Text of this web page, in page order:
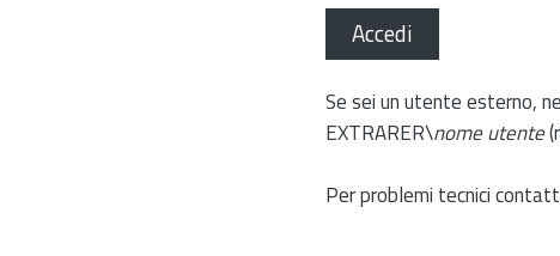
Accedi
Se sei un utente esterno,
EXTRARER\nome utente
Per problemi tecnici